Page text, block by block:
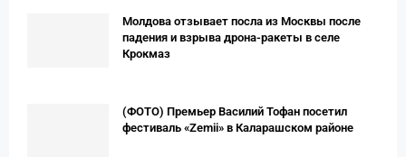
Молдова отзывает посла из Москвы после
падения и взрыва дрона-ракеты в селе
Крокмаз
(ФОТО) Премьер Вaсилий Тофан посетил
фестиваль «Zemii» в Каларашском районе